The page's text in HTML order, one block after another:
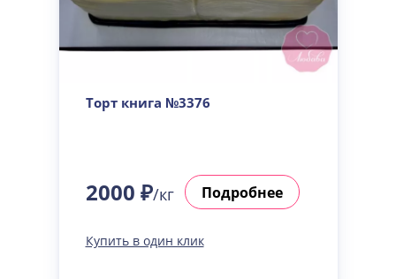
Торт книга №3376
2000 ₽/кг Подробнее
Купить в один клик